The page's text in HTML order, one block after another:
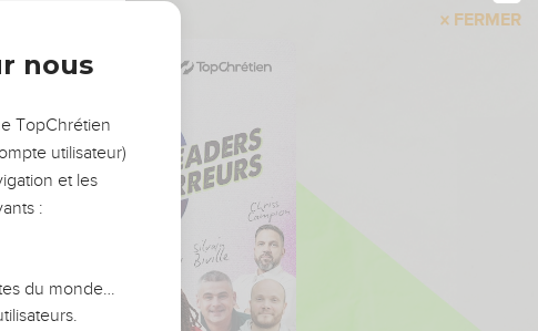
FERMER
nous
TopChrétien
utilisateur)
et les
:
du monde…